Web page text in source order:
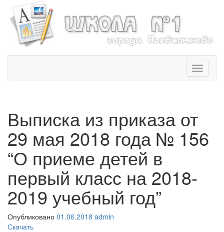
T
o
e
a
Выписка из приказа от
29 мая 2018 года № 156
“О приеме детей в
первый класс на 2018-
2019 учебный год”
Опубликовано 01.06.2018 admin
Скачать